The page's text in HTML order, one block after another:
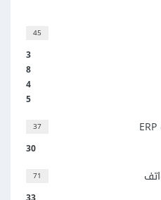
45
3
8
4
5
37
30
71